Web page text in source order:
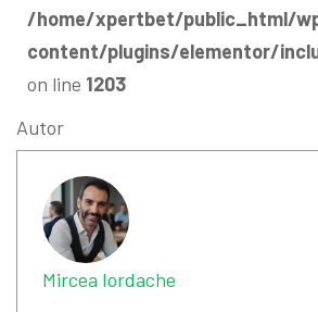
/home/xpertbet/public_html/
content/plugins/elementor/
on line 1203
Autor
Mircea Iordache